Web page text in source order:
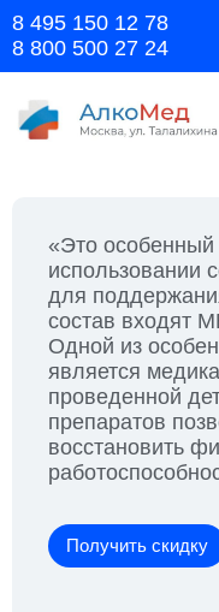
Перейти
содержимому
8 495 150 12 78
8 800 500 27 24
«Это особенный
использовании
для
состав
Одной из
является
проведенной
препаратов
восстановить
Получить скидку